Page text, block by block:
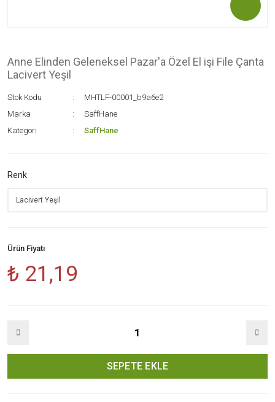
Anne Elinden Geleneksel Pazar'a Özel El işi File Çanta
Lacivert Yeşil
Stok Kodu
MHTLF-00001_b9a6e2
Marka
SaffHane
Kategori
SaffHane
Renk
Ürün Fiyatı
₺ 21,19
SEPETE EKLE